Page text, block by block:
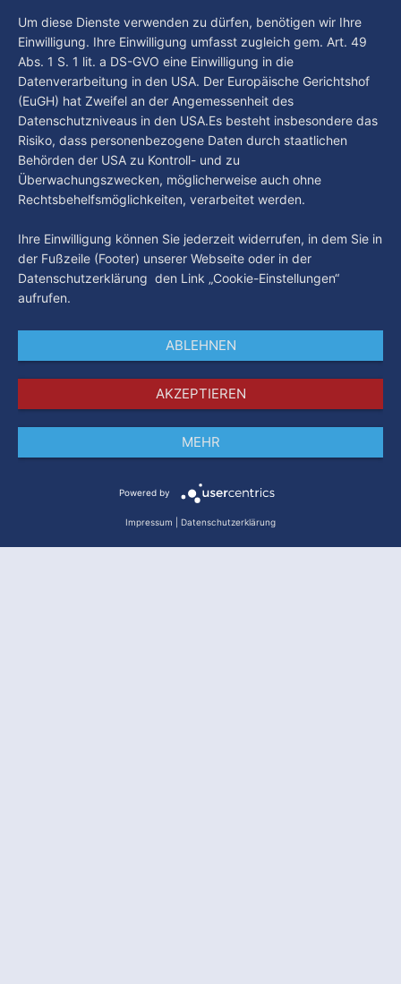
in unserer Stadt an? Fragen, die von Montag bis Freitag LIVE
um 18 Uhr beantwortet werden - auf YouTube und im TV.
By Luca Kimmel 5. Aug. 2026
Datenschutz
Um diese Dienste verwenden zu dürfen, benötigen wir Ihre
Einwilligung. Ihre Einwilligung umfasst zugleich gem. Art. 49
Abs. 1 S. 1 lit. a DS-GVO eine Einwilligung in die
Datenverarbeitung in den USA. Der Europäische Gerichtshof
(EuGH) hat Zweifel an der Angemessenheit des
Datenschutzniveaus in den USA.Es besteht insbesondere das
Risiko, dass personenbezogene Daten durch staatlichen
Behörden der USA zu Kontroll- und zu
Überwachungszwecken, möglicherweise auch ohne
Rechtsbehelfsmöglichkeiten, verarbeitet werden.
Ihre Einwilligung können Sie jederzeit widerrufen, in dem Sie in
der Fußzeile (Footer) unserer Webseite oder in der
Datenschutzerklärung den Link „Cookie-Einstellungen“
aufrufen.
ABLEHNEN
AKZEPTIEREN
MEHR
Powered by
Impressum Datenschutzerklärung